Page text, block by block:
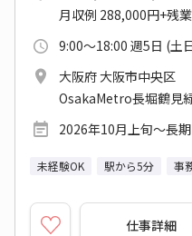
月収例 288,000円+残
9:00～18:00 週5日 (土
大阪府 大阪市中央区
OsakaMetro長堀鶴見
2026年10月上旬～長期
未経験OK 駅から5分 事
仕事詳細